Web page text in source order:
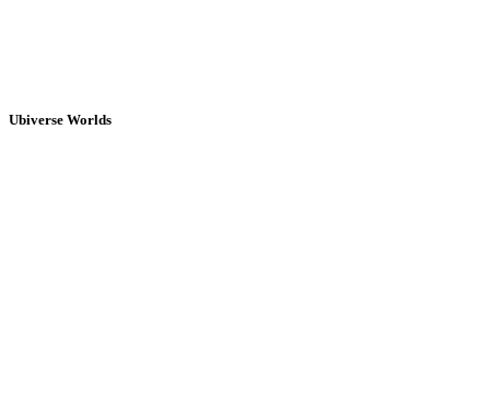
Ubiverse Worlds